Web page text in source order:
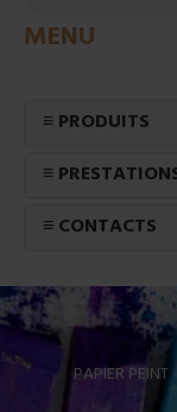
MENU
≡ PRODUITS
≡
≡ CONTACTS
PAPIER PEINT